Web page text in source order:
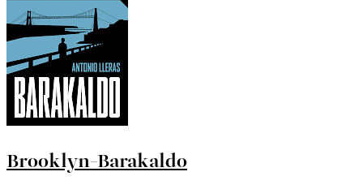
Brooklyn-Barakaldo